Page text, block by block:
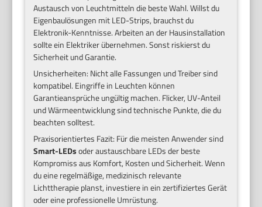
Austausch von Leuchtmitteln die beste Wahl. Willst du
Eigenbaulösungen mit LED-Strips, brauchst du
Elektronik-Kenntnisse. Arbeiten an der Hausinstallation
sollte ein Elektriker übernehmen. Sonst riskierst du
Sicherheit und Garantie.
Unsicherheiten: Nicht alle Fassungen und Treiber sind
kompatibel. Eingriffe in Leuchten können
Garantieansprüche ungültig machen. Flicker, UV-Anteil
und Wärmeentwicklung sind technische Punkte, die du
beachten solltest.
Praxisorientiertes Fazit: Für die meisten Anwender sind
Smart-LEDsoder austauschbare LEDs der beste
Kompromiss aus Komfort, Kosten und Sicherheit. Wenn
du eine regelmäßige, medizinisch relevante
Lichttherapie planst, investiere in ein zertifiziertes Gerät
oder eine professionelle Umrüstung.